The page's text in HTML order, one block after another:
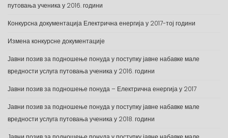
путовања ученика у 2016. години
Конкурсна документација Електрична енергија у 2017-тој години
Измена конкурсне документације
Јавни позив за подношење понуда у поступку јавне набавке мале
вредности услуга путовања ученика у 2016. години
Јавни позив за подношење понуда – Електрична енергија у 2017
Јавни позив за подношење понуда у поступку јавне набавке мале
вредности услуга путовања ученика у 2018. години
Јавни позив за подношење понуда у поступку јавне набавке мале